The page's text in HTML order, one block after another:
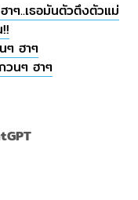
ๆ..เธอมันตัวตึงตัวแม่
ๆ ฮาๆ
นๆ ฮาๆ